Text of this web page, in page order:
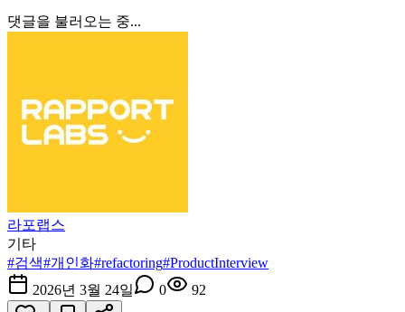
댓글을 불러오는 중...
라포랩스
기타
#검색#개인화#refactoring#ProductInterview
2026년 3월 24일
0 92